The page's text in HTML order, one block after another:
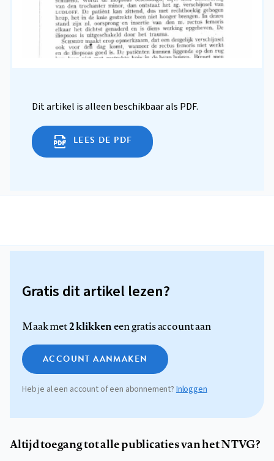
Dit artikel is alleen beschikbaar als PDF.
LEES DE PDF
Gratis dit artikel lezen?
Maak met2 klikkeneen gratis account aan
ACCOUNT AANMAKEN
Heb je al een account of een abonnement? Inloggen
Altijd toegang tot alle publicaties van het NTVG?